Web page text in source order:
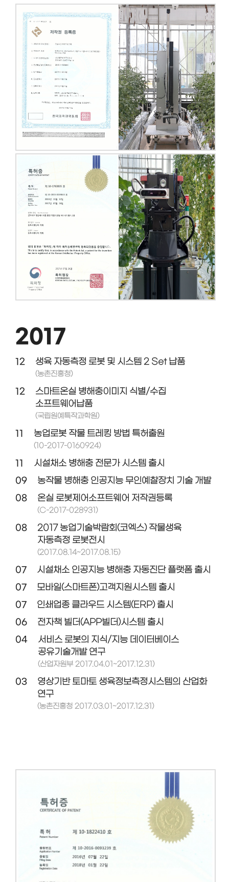
2017
12 생육 자동측정 로봇 및 시스템 2 Set 납품
(농촌진흥청)
12
스마트온실 병해충이미지 식별/수집
소프트웨어납품
(국립원예특작과학원)
11 농업로봇 작물 트레킹 방법 특허출원
(10-2017-0160924)
11
시설채소 병해충 전문가 시스템 출시
09
농작물 병해충 인공지능 무인예찰장치 기술 개발
08
온실 로봇제어소프트웨어 저작권등록
(C-2017-028931)
08
2017 농업기술박람회(코엑스) 작물생육
자동측정 로봇전시
(2017.08.14~2017.08.15)
07
시설채소 인공지능 병해충 자동진단 플랫폼 출시
07
모바일(스마트폰)고객지원시스템 출시
07
인쇄업종 클라우드 시스템(ERP) 출시
06
전자책 빌더(APP빌더)시스템 출시
04
서비스 로봇의 지식/지능 데이터베이스
공유기술개발 연구
(산업자원부 2017.04.01~2017.12.31)
03
영상기반 토마토 생육정보측정시스템의 산업화
연구
(농촌진흥청 2017.03.01~2017.12.31)